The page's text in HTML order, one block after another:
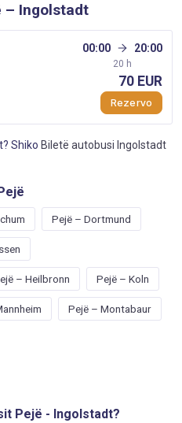
– Ingolstadt
00:00 20:00
20 h
70 EUR
Rezervo
Shiko Biletë autobusi Ingolstadt
Pejë – Dortmund
– Heilbronn Pejë – Koln
Pejë – Montabaur
Pejë - Ingolstadt?